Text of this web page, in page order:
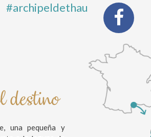
#archipeldethau
destino
una pequeña y